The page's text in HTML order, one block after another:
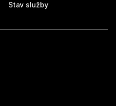
Stav služby